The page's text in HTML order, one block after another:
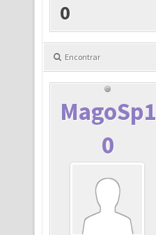
0
Encontrar
MagoSp1
0